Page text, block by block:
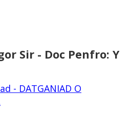
Sir - Doc Penfro: Y
- DATGANIAD O